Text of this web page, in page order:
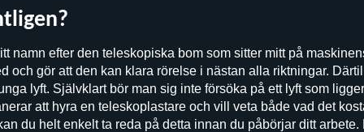
namn efter den teleskopiska bom som sitter mitt på
och gör att den kan klara rörelse i nästan alla riktningar.
lyft. Självklart bör man sig inte försöka på ett lyft som
att hyra en teleskoplastare och vill veta både vad det
du helt enkelt ta reda på detta innan du påbörjar ditt arbete.